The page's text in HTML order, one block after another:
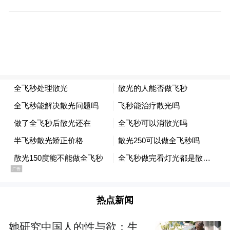
上，伊朗已很难再有所突破。
正因为他处在一个少数的位置，他就会跟那
些什叶派就得要联手，搞这个所谓的“抵抗之
弧”。这些什叶派往往是那个国家内部的这个
反对的力量，当然也跟他这个伊斯兰革命这
热点新闻
她研究中国人的性与欲：生